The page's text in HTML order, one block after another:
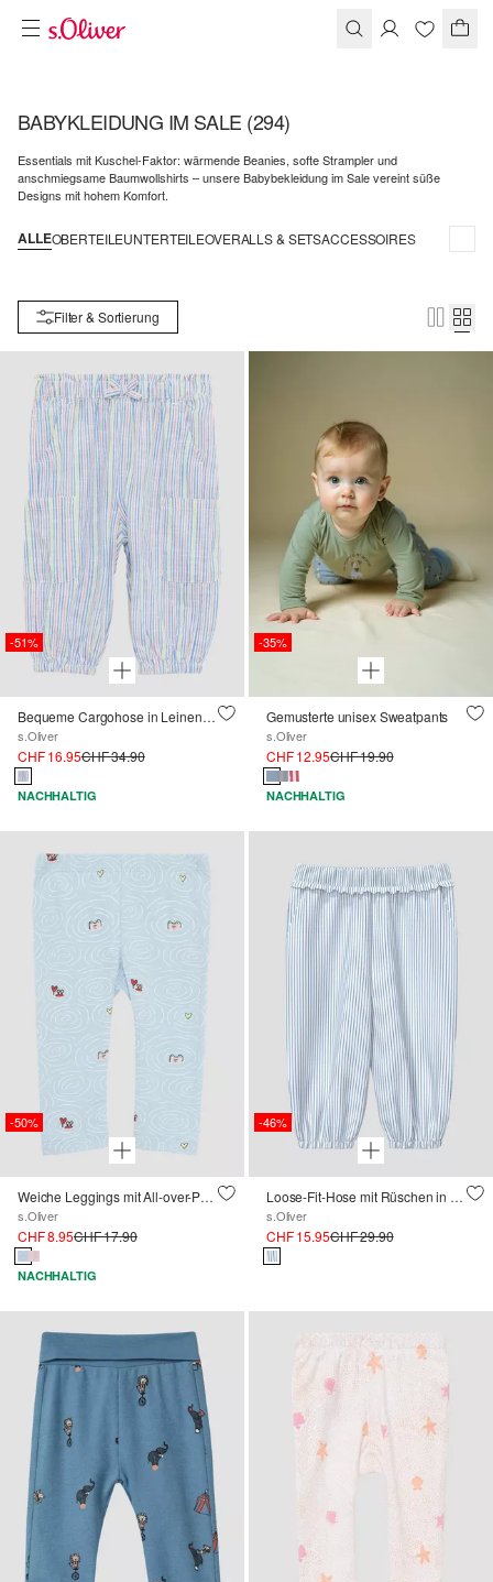
BABYKLEIDUNG IM SALE (294)
Essentials mit Kuschel-Faktor: wärmende Beanies, softe Strampler und
anschmiegsame Baumwollshirts – unsere Babybekleidung im Sale vereint süße
Designs mit hohem Komfort.
ALLEOBERTEILEUNTERTEILEOVERALLS & SETSACCESSOIRES
Filter & Sortierung
-51%
Bequeme Cargohose in Leinenoptik
s.Oliver
CHF 16.95CHF 34.90
NACHHALTIG
-35%
Gemusterte unisex Sweatpants
s.Oliver
CHF 12.95CHF 19.90
NACHHALTIG
-50%
Weiche Leggings mit All-over-Print
s.Oliver
CHF 8.95CHF 17.90
NACHHALTIG
-46%
Loose-Fit-Hose mit Rüschen in Leinenoptik
s.Oliver
CHF 15.95CHF 29.90